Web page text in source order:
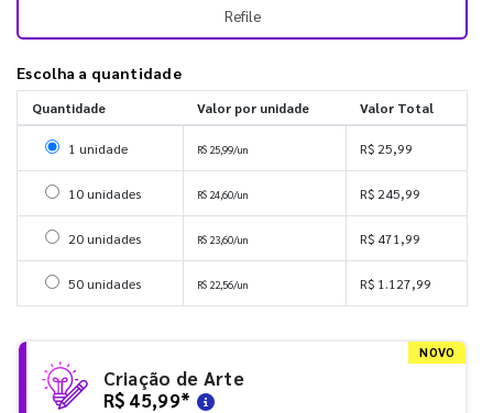
Refile
Escolha a quantidade
Quantidade Valor por unidade Valor Total
Selecionar 1 unidade
1 unidade R$ 25,99/un R$ 25,99
Selecionar 10 unidades
10 unidades R$ 24,60/un R$ 245,99
Selecionar 20 unidades
20 unidades R$ 23,60/un R$ 471,99
Selecionar 50 unidades
50 unidades R$ 22,56/un R$ 1.127,99
NOVO
Criação de Arte
R$ 45,99*